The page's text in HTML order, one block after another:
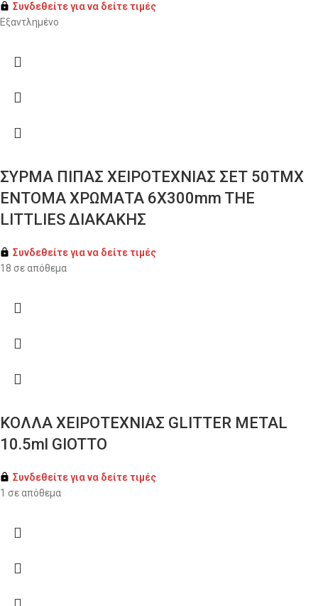
Συνδεθείτε για να δείτε τιμές
Εξαντλημένο
ΣΥΡΜΑ ΠΙΠΑΣ ΧΕΙΡΟΤΕΧΝΙΑΣ ΣΕΤ 50ΤΜΧ
ΕΝΤΟΜΑ ΧΡΩΜΑΤΑ 6X300mm THE
LITTLIES ΔΙΑΚΑΚΗΣ
Συνδεθείτε για να δείτε τιμές
18 σε απόθεμα
ΚΟΛΛΑ ΧΕΙΡΟΤΕΧΝΙΑΣ GLITTER METAL
10.5ml GIOTTO
Συνδεθείτε για να δείτε τιμές
1 σε απόθεμα